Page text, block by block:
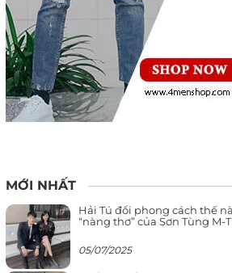
MỚI NHẤT
Hải Tú đổi phong cách thế
“nàng thơ” của Sơn Tùng M-
05/07/2025